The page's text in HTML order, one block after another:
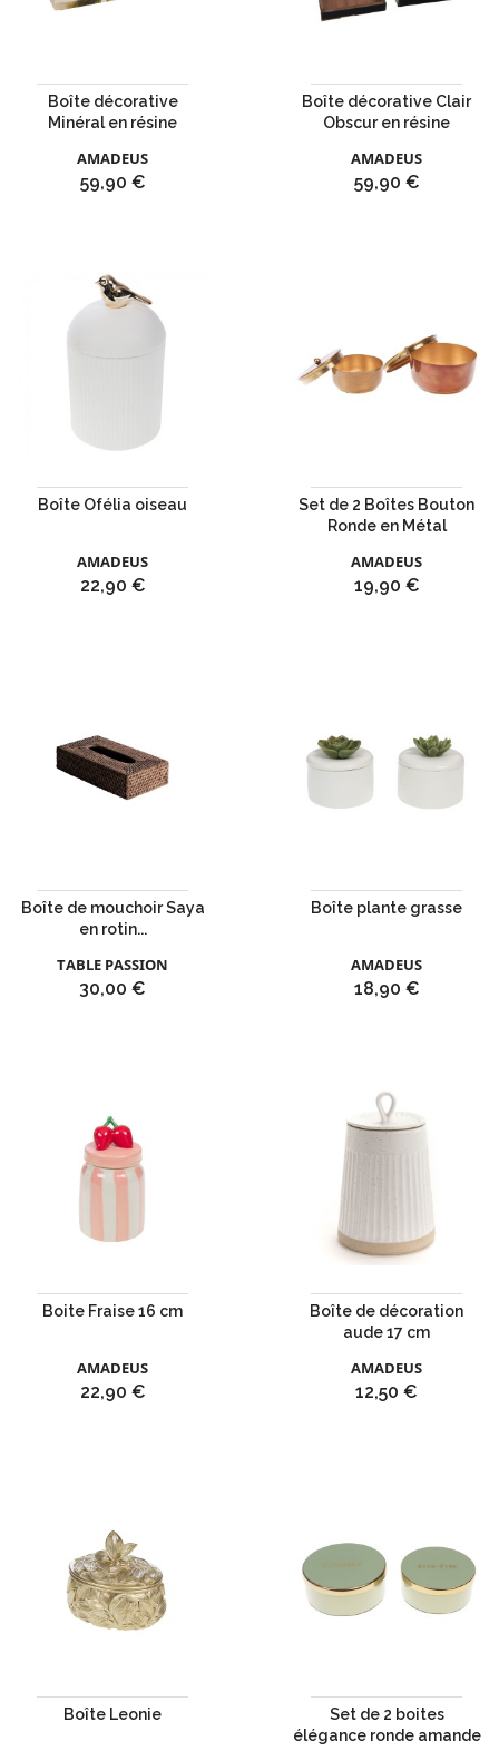
Boîte décorative
Minéral en résine
AMADEUS
Prix
59,90 €
Boîte décorative Clair
Obscur en résine
AMADEUS
Prix
59,90 €
Boîte Ofélia oiseau
AMADEUS
Prix
22,90 €
Set de 2 Boîtes Bouton
Ronde en Métal
AMADEUS
Prix
19,90 €
Boîte de mouchoir Saya
en rotin...
TABLE PASSION
Prix
30,00 €
Boîte plante grasse
AMADEUS
Prix
18,90 €
Boite Fraise 16 cm
AMADEUS
Prix
22,90 €
Boîte de décoration
aude 17 cm
AMADEUS
Prix
12,50 €
Boîte Leonie
Set de 2 boites
élégance ronde amande